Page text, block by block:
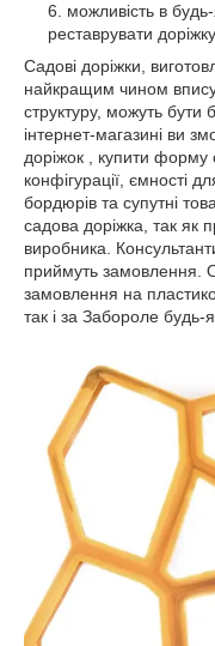
можливість в
реставрувати
Садові доріжки,
найкращим чином
структуру, можуть
інтернет-магазині ви
доріжок , купити форму
конфігурації, ємності
бордюрів та супутні
садова доріжка, так як
виробника.
приймуть замовлення.
замовлення на
так і за Забороле будь-